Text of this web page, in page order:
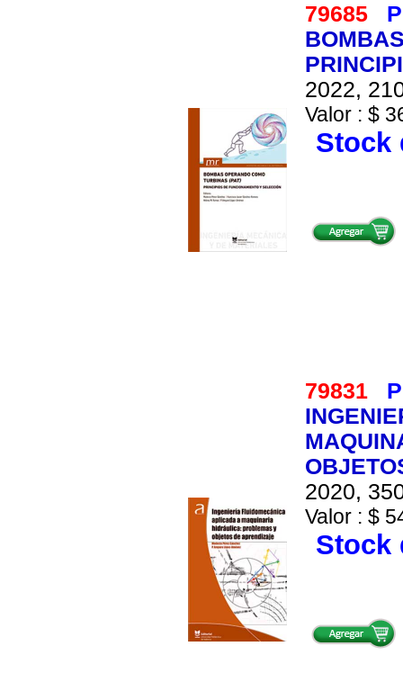
79685
2022,
Valor : $
Stock
79831
2020,
Valor : $
Stock